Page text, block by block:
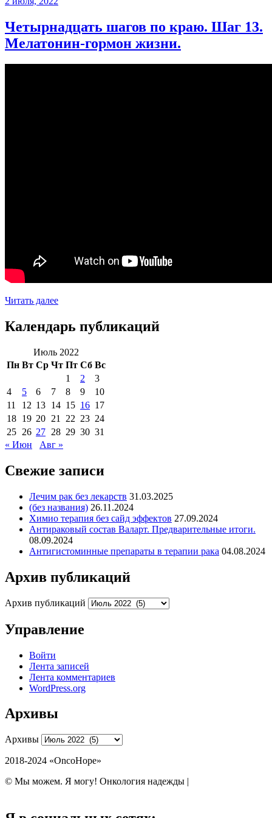
Четырнадцать шагов по краю. Шаг 13.
Мелатонин-гормон жизни.
Читать далее
Календарь публикаций
Июль 2022
Пн Вт Ср Чт Пт Сб Вс
1
2
3
4
5 6 7 8 9
10
11
12 13 14 15 16 17
18 19 20 21 22 23 24
25 26 27 28 29 30 31
« Июн
Авг »
Свежие записи
Лечим рак без лекарств 31.03.2025
(без названия) 26.11.2024
Химио терапия без сайд эффектов 27.09.2024
Антираковый состав Валарт. Предварительные итоги.
08.09.2024
Антигистоминные препараты в терапии рака 04.08.2024
Архив публикаций
Архив публикаций
Управление
Войти
Лента записей
Лента комментариев
WordPress.org
Архивы
Архивы
2018-2024 «OncoHope»
© Мы можем. Я могу! Онкология надежды |